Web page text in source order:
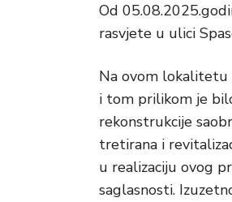
Od
rasvjete u ulici
Na ovom lokalitetu
i tom prilikom je
rekonstrukcije
tretirana i
u realizaciju ovog
saglasnosti.